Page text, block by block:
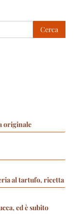
originale
al tartufo, ricetta
ed è subito